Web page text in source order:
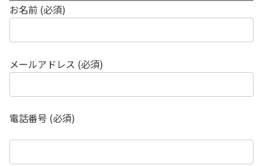
お名前 (必須)
メールアドレス (必須)
電話番号 (必須)